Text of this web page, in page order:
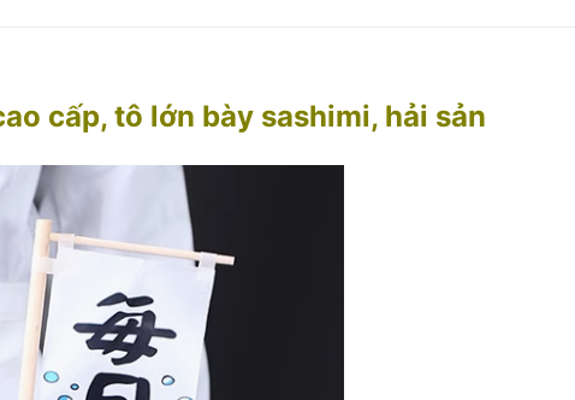
cấp, tô lớn bày sashimi, hải sản